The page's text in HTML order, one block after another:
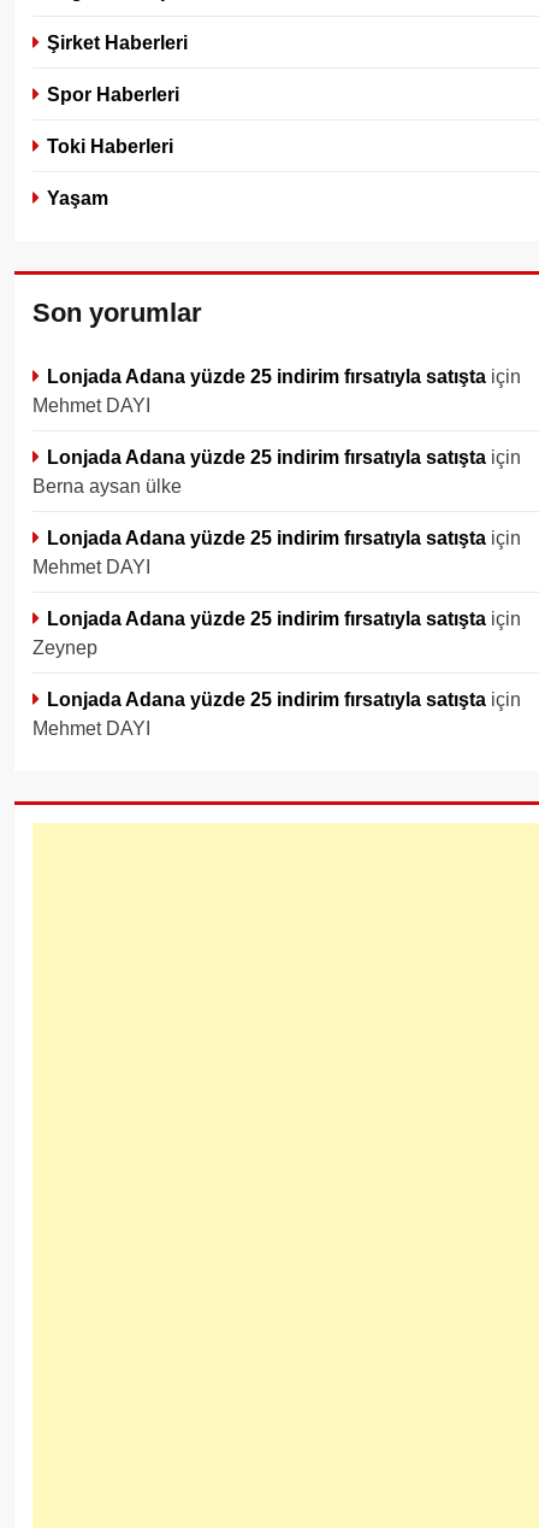
Şirket Haberleri
Spor Haberleri
Toki Haberleri
Yaşam
Son yorumlar
Lonjada Adana yüzde 25 indirim fırsatıyla satışta için
Mehmet DAYI
Lonjada Adana yüzde 25 indirim fırsatıyla satışta için
Berna aysan ülke
Lonjada Adana yüzde 25 indirim fırsatıyla satışta için
Mehmet DAYI
Lonjada Adana yüzde 25 indirim fırsatıyla satışta için
Zeynep
Lonjada Adana yüzde 25 indirim fırsatıyla satışta için
Mehmet DAYI